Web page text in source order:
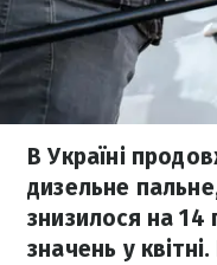
В Україні
дизельне
знизилося на 14
значень у